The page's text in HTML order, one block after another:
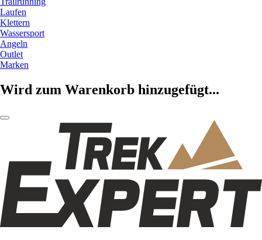
Laufen
Klettern
Wassersport
Angeln
Outlet
Marken
Wird zum Warenkorb hinzugefügt...